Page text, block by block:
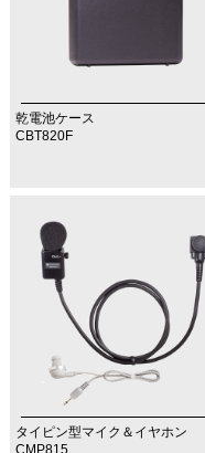
乾電池ケース
CBT820F
タイピン型マイク＆イヤホン